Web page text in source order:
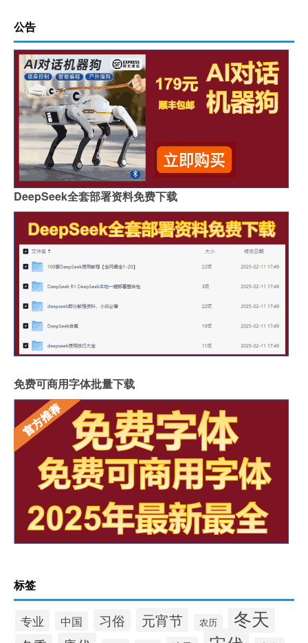
公告
DeepSeek全套部署资料免费下载
免费可商用字体批量下载
标签
专业 中国 习俗 元宵节 农历 冬天